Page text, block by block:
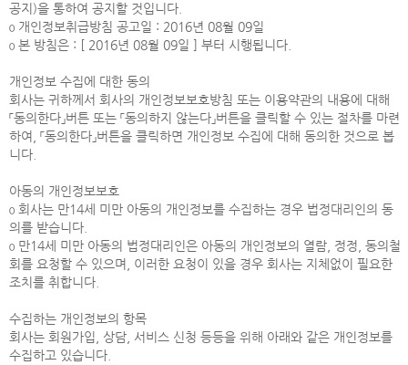
공지)을 통하여 공지할 것입니다.
ο 개인정보취급방침 공고일 : 2016년 08월 09일
ο 본 방침은 : [ 2016년 08월 09일 ] 부터 시행됩니다.
개인정보 수집에 대한 동의
회사는 귀하께서 회사의 개인정보보호방침 또는 이용약관의 내용에 대해
「동의한다」버튼 또는 「동의하지 않는다」버튼을 클릭할 수 있는 절차를 마련
하여, 「동의한다」버튼을 클릭하면 개인정보 수집에 대해 동의한 것으로 봅
니다.
아동의 개인정보보호
ο 회사는 만14세 미만 아동의 개인정보를 수집하는 경우 법정대리인의 동
의를 받습니다.
ο 만14세 미만 아동의 법정대리인은 아동의 개인정보의 열람, 정정, 동의철
회를 요청할 수 있으며, 이러한 요청이 있을 경우 회사는 지체없이 필요한
조치를 취합니다.
수집하는 개인정보의 항목
회사는 회원가입, 상담, 서비스 신청 등등을 위해 아래와 같은 개인정보를
수집하고 있습니다.